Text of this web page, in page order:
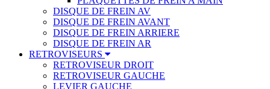
DISQUE DE FREIN AV
DISQUE DE FREIN AVANT
DISQUE DE FREIN ARRIERE
DISQUE DE FREIN AR
RETROVISEURS
RETROVISEUR DROIT
RETROVISEUR GAUCHE
LEVIER GAUCHE